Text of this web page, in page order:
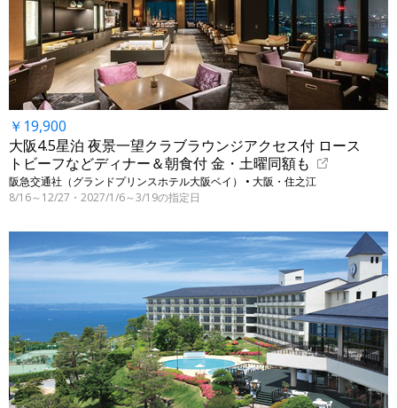
￥19,900
大阪4.5星泊 夜景一望クラブラウンジアクセス付 ロース
トビーフなどディナー＆朝食付 金・土曜同額も
阪急交通社（グランドプリンスホテル大阪ベイ） • 大阪・住之江
8/16～12/27・2027/1/6～3/19の指定日